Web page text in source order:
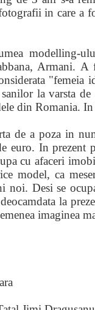
in care a
modelling-
Armani. A
"femeia
la varsta
din Romania.
de a poza in
euro. In prezent
cu afaceri
model, ca
noi. Desi se
la
imaginea